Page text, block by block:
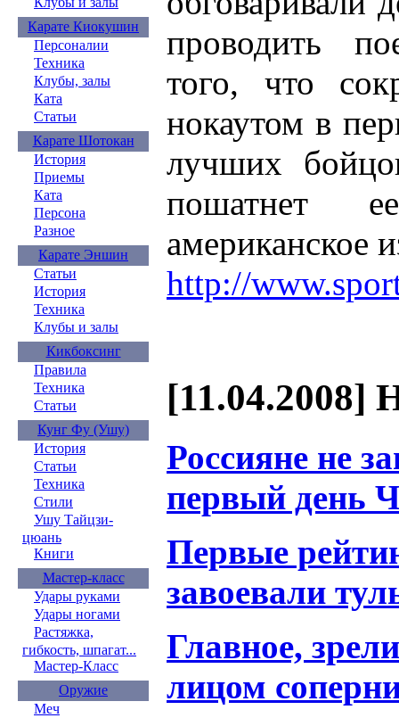
Карате Киокушин
Персоналии
Техника
Клубы, залы
Ката
Статьи
Карате Шотокан
История
Приемы
Ката
Персона
Разное
Карате Эншин
Статьи
История
Техника
Клубы и залы
Кикбоксинг
Правила
Техника
Статьи
Кунг Фу (Ушу)
История
Статьи
Техника
Стили
Ушу Тайцзи-
цюань
Книги
Мастер-класс
Удары руками
Удары ногами
Растяжка,
гибкость, шпагат...
Мастер-Класс
Оружие
Меч
проводить
того, что
нокаутом в
лучших
пошатнет
американское
http://
[11.04.2008]
Россияне не
первый день
Первые
завоевали
Главное,
лицом